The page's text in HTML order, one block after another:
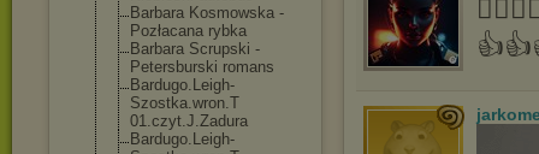
Barbara Kosmowska -
Pozłacana rybka
Barbara Scrupski -
Petersburski romans
Bardugo.Leigh-
Szostka.wron.T
01.czyt.J.Zadura
Bardugo.Leigh-